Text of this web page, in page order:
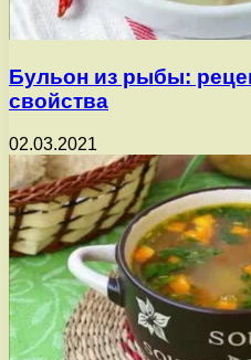
Бульон из рыбы:
свойства
02.03.2021